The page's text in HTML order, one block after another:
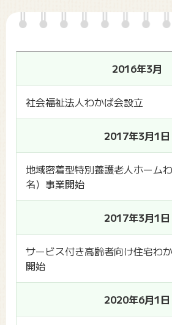
2016年3月
社会福祉法人わかば会設立
2017年3月1日
地域密着型特別養護老人ホーム
名）事業開始
2017年3月1日
サービス付き高齢者向け住宅わ
開始
2020年6月1日